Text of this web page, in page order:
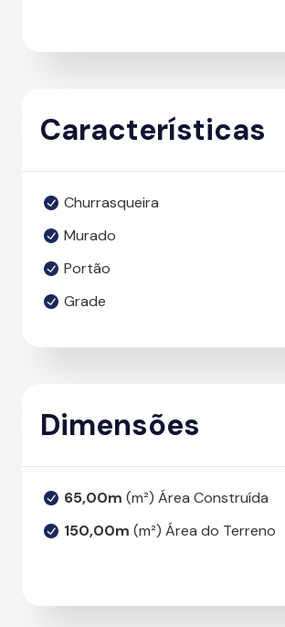
Características
Churrasqueira
Murado
Portão
Grade
Dimensões
65,00m (m²) Área Construída
150,00m (m²) Área do Terreno